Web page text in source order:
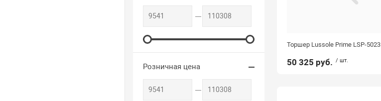
Розничная цена
Торшер Lussole Prime LSP-5023
50 325 руб. / шт.